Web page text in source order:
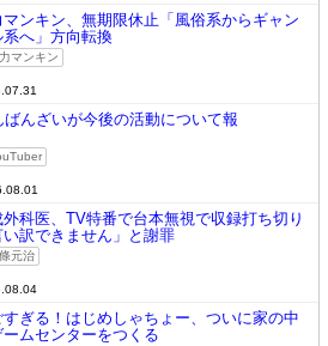
マンキン、無期限休止「風俗系からギャン
系へ」方向転換
マンキン
ばんざいが今後の活動について報
外科医、TV特番で台本無視で収録打ち切り
い訳できません」と謝罪
元治
すぎる！はじめしゃちょー、ついに家の中
ームセンターをつくる